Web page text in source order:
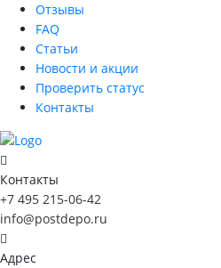
Отзывы
FAQ
Статьи
Новости и акции
Проверить статус
Контакты
Контакты
+7 495 215-06-42
info@postdepo.ru
Адрес